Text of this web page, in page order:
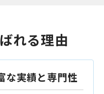
れる理由
な実績と専門性